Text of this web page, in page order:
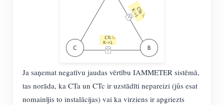
Ja saņemat negatīvu jaudas vērtību IAMMETER sistēmā,
tas norāda, ka CTa un CTc ir uzstādīti nepareizi (jūs esat
nomainījis to instalācijas) vai ka virziens ir apgriezts